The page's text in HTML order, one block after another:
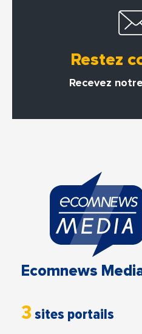
Restez
Recevez
Ecomnews
3 sites portails